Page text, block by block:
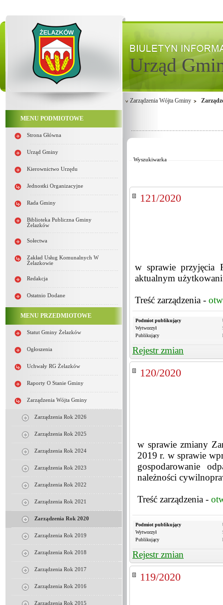
Urząd
MENU PODMIOTOWE
Strona Główna
Urząd Gminy
Kierownictwo Urzędu
Jednostki Organizacyjne
Rada Gminy
Biblioteka Publiczna Gminy
Żelazków
Sołectwa
Zakład Usług Komunalnych W
Żelazkowie
Redakcja
Ostatnio Dodane
MENU PRZEDMIOTOWE
Statut Gminy Żelazków
Ogłoszenia
Uchwały RG Żelazków
Raporty O Stanie Gminy
Zarządzenia Wójta Gminy
Zarządzenia Rok 2026
Zarządzenia Rok 2025
Zarządzenia Rok 2024
Zarządzenia Rok 2023
Zarządzenia Rok 2022
Zarządzenia Rok 2021
Zarządzenia Rok 2020
Zarządzenia Rok 2019
Zarządzenia Rok 2018
Zarządzenia Rok 2017
Zarządzenia Rok 2016
Zarządzenia Rok 2015
Zarządzenia Wójta Gminy
Wyszukiwarka
Od:
121/2020
w sprawie przyjęcia
aktualnym
Treść zarządzenia -
Podmiot publikujący
Wytworzył
Publikujący
Rejestr zmian
120/2020
w sprawie zmiany
2019 r. w sprawie
gospodarowanie
należności
Treść zarządzenia -
Podmiot publikujący
Wytworzył
Publikujący
Rejestr zmian
119/2020